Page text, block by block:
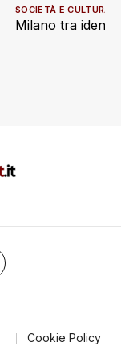
Milano tra
SOCIETÀ E CULTURA
Cookie Policy